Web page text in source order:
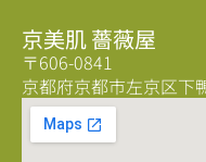
京美肌 薔薇屋
〒606-0841
京都府京都市左京区下